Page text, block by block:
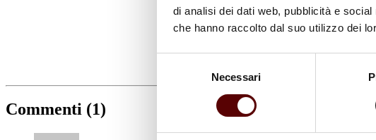
di analisi dei dati web, pubblicità e
che hanno raccolto dal suo utilizzo dei
Necessari
Commenti (1)